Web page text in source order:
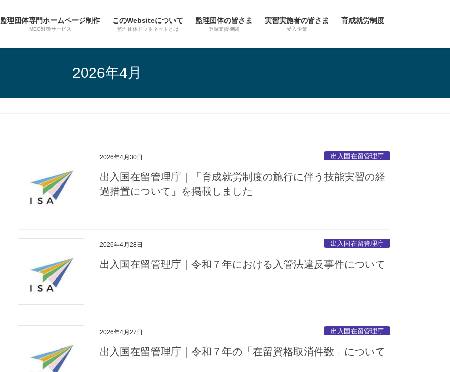
監理団体専門ホームページ制作
MEO対策サービス
このWebsiteについて
監理団体ドットネットとは
監理団体の皆さま
登録支援機関
実習実施者の皆さま
受入企業
育成就労制度
2026年4月
2026年4月30日 出入国在留管理庁
出入国在留管理庁｜「育成就労制度の施行に伴う技能実習の経
過措置について」を掲載しました
2026年4月28日 出入国在留管理庁
出入国在留管理庁｜令和７年における入管法違反事件について
2026年4月27日 出入国在留管理庁
出入国在留管理庁｜令和７年の「在留資格取消件数」について